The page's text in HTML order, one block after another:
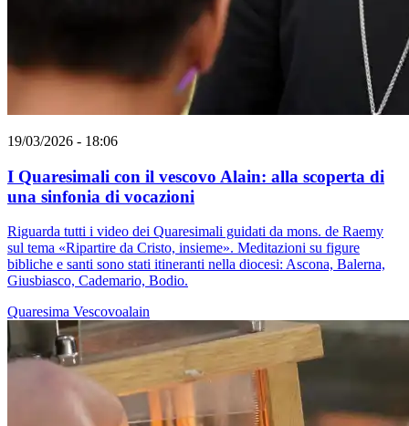
19/03/2026 - 18:06
I Quaresimali con il vescovo Alain: alla scoperta di
una sinfonia di vocazioni
Riguarda tutti i video dei Quaresimali guidati da mons. de Raemy
sul tema «Ripartire da Cristo, insieme». Meditazioni su figure
bibliche e santi sono stati itineranti nella diocesi: Ascona, Balerna,
Giusbiasco, Cademario, Bodio.
Quaresima Vescovoalain